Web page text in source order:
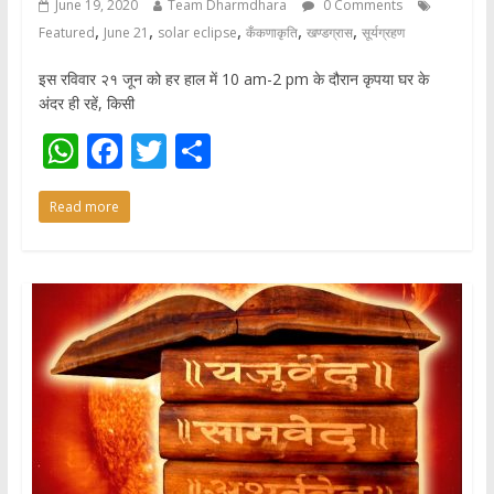
June 19, 2020 Team Dharmdhara
0 Comments
Featured, June 21 , solar eclipse, कँकणाकृति, खण्डग्रास, सूर्यग्रहण
इस रविवार २१ जून को हर हाल में 10 am-2 pm के दौरान कृपया घर के
अंदर ही रहें, किसी
W
h
at
A
p
p
F
ac
e
o
o
k
T S
Read more